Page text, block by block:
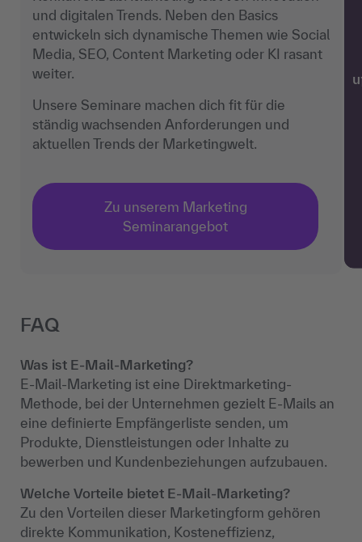
und digitalen Trends. Neben den Basics
entwickeln sich dynamische Themen wie Social
Media, SEO, Content Marketing oder KI rasant
weiter.
Unsere Seminare machen dich fit für die
ständig wachsenden Anforderungen und
aktuellen Trends der Marketingwelt.
Zu unserem Marketing
Seminarangebot
FAQ
Was ist E-Mail-Marketing?
E-Mail-Marketing ist eine Direktmarketing-
Methode, bei der Unternehmen gezielt E-Mails an
eine definierte Empfängerliste senden, um
Produkte, Dienstleistungen oder Inhalte zu
bewerben und Kundenbeziehungen aufzubauen.
Welche Vorteile bietet E-Mail-Marketing?
Zu den Vorteilen dieser Marketingform gehören
direkte Kommunikation, Kosteneffizienz,